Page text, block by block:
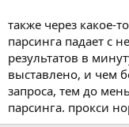
также через какое-
парсинга падает с
результатов в
выставлено, и чем
запроса, тем до
парсинга. прокси